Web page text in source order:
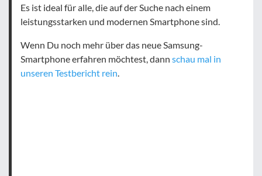
Es ist ideal für alle, die auf der Suche nach einem
leistungsstarken und modernen Smartphone sind.
Wenn Du noch mehr über das neue Samsung-
Smartphone erfahren möchtest, dann schau mal in
unseren Testbericht rein.